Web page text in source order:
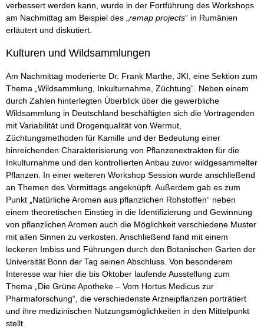
verbessert werden kann, wurde in der Fortführung des Workshops
am Nachmittag am Beispiel des „ remap projects“ in Rumänien
erläutert und diskutiert.
Kulturen und Wildsammlungen
Am Nachmittag moderierte Dr. Frank Marthe, JKI, eine Sektion zum
Thema „Wildsammlung, Inkulturnahme, Züchtung“. Neben einem
durch Zahlen hinterlegten Überblick über die gewerbliche
Wildsammlung in Deutschland beschäftigten sich die Vortragenden
mit Variabilität und Drogenqualität von Wermut,
Züchtungsmethoden für Kamille und der Bedeutung einer
hinreichenden Charakterisierung von Pflanzenextrakten für die
Inkulturnahme und den kontrollierten Anbau zuvor wildgesammelter
Pflanzen. In einer weiteren Workshop Session wurde anschließend
an Themen des Vormittags angeknüpft. Außerdem gab es zum
Punkt „Natürliche Aromen aus pflanzlichen Rohstoffen“ neben
einem theoretischen Einstieg in die Identifizierung und Gewinnung
von pflanzlichen Aromen auch die Möglichkeit verschiedene Muster
mit allen Sinnen zu verkosten. Anschließend fand mit einem
leckeren Imbiss und Führungen durch den Botanischen Garten der
Universität Bonn der Tag seinen Abschluss. Von besonderem
Interesse war hier die bis Oktober laufende Ausstellung zum
Thema „Die Grüne Apotheke – Vom Hortus Medicus zur
Pharmaforschung“, die verschiedenste Arzneipflanzen porträtiert
und ihre medizinischen Nutzungsmöglichkeiten in den Mittelpunkt
stellt.